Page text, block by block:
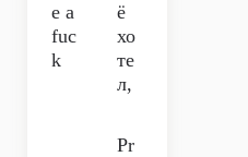
e a
fuc
k
ё
хо
те
л,
Pr